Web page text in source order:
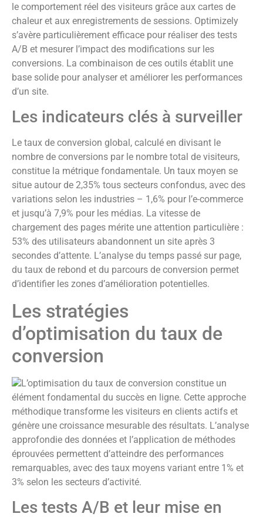
le comportement réel des visiteurs grâce aux cartes de
chaleur et aux enregistrements de sessions. Optimizely
s’avère particulièrement efficace pour réaliser des tests
A/B et mesurer l’impact des modifications sur les
conversions. La combinaison de ces outils établit une
base solide pour analyser et améliorer les performances
d’un site.
Les indicateurs clés à surveiller
Le taux de conversion global, calculé en divisant le
nombre de conversions par le nombre total de visiteurs,
constitue la métrique fondamentale. Un taux moyen se
situe autour de 2,35% tous secteurs confondus, avec des
variations selon les industries – 1,6% pour l’e-commerce
et jusqu’à 7,9% pour les médias. La vitesse de
chargement des pages mérite une attention particulière :
53% des utilisateurs abandonnent un site après 3
secondes d’attente. L’analyse du temps passé sur page,
du taux de rebond et du parcours de conversion permet
d’identifier les zones d’amélioration potentielles.
Les stratégies
d’optimisation du taux de
conversion
L’optimisation du taux de conversion constitue un
élément fondamental du succès en ligne. Cette approche
méthodique transforme les visiteurs en clients actifs et
génère une croissance mesurable des résultats. L’analyse
approfondie des données et l’application de méthodes
éprouvées permettent d’atteindre des performances
remarquables, avec des taux moyens variant entre 1% et
3% selon les secteurs d’activité.
Les tests A/B et leur mise en